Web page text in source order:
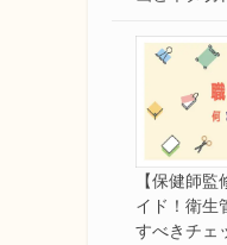
【保健師
イド！衛生
すべきチェ